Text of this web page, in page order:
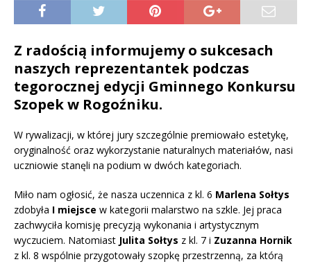
Z radością informujemy o sukcesach
naszych reprezentantek podczas
tegorocznej edycji Gminnego Konkursu
Szopek w Rogoźniku.
W rywalizacji, w której jury szczególnie premiowało estetykę,
oryginalność oraz wykorzystanie naturalnych materiałów, nasi
uczniowie stanęli na podium w dwóch kategoriach.
Miło nam ogłosić, że nasza uczennica z kl. 6 Marlena Sołtys
zdobyła I miejsce w kategorii malarstwo na szkle. Jej praca
zachwyciła komisję precyzją wykonania i artystycznym
wyczuciem. Natomiast Julita Sołtys z kl. 7 i Zuzanna Hornik
z kl. 8 wspólnie przygotowały szopkę przestrzenną, za którą